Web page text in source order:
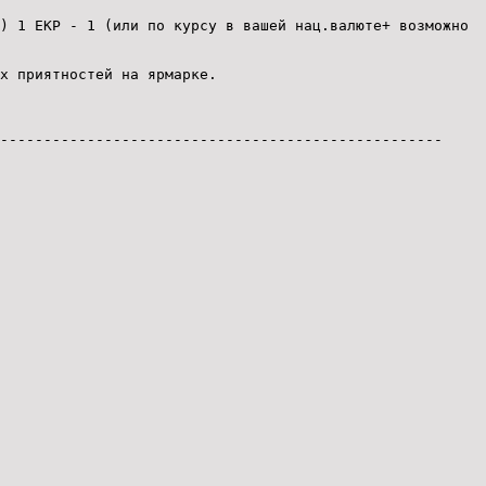
1 ЕКР - 1 (или по курсу в вашей нац.валюте+ возможно
на ярмарке.